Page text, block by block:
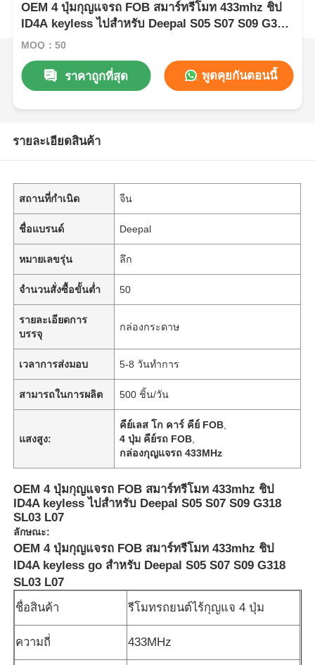
OEM 4 ปุ่มกุญแจรถ FOB สมาร์ทรีโมท 433mhz ชิป
ID4A keyless ไปสําหรับ Deepal S05 S07 S09 G318
SL03 L07
MOQ：50
ราคาถูกที่สุด พูดคุยกันตอนนี้
รายละเอียดสินค้า
สถานที่กำเนิด จีน
ชื่อแบรนด์ Deepal
หมายเลขรุ่น ลึก
จำนวนสั่งซื้อขั้นต่ำ 50
รายละเอียดการ
บรรจุ
กล่องกระดาษ
เวลาการส่งมอบ 5-8 วันทำการ
สามารถในการผลิต 500 ชิ้น/วัน
แสงสูง:
คีย์เลส โก คาร์ คีย์ FOB
4 ปุ่ม คีย์รถ FOB
กล่องกุญแจรถ 433MHz
OEM 4 ปุ่มกุญแจรถ FOB สมาร์ทรีโมท 433mhz ชิป
ID4A keyless ไปสําหรับ Deepal S05 S07 S09 G318
SL03 L07
ลักษณะ:
OEM 4 ปุ่มกุญแจรถ FOB สมาร์ทรีโมท 433mhz ชิป
ID4A keyless go สำหรับ Deepal S05 S07 S09 G318
SL03 L07
ชื่อสินค้า
รีโมทรถยนต์ไร้กุญแจ 4 ปุ่ม
ความถี่ 433MHz